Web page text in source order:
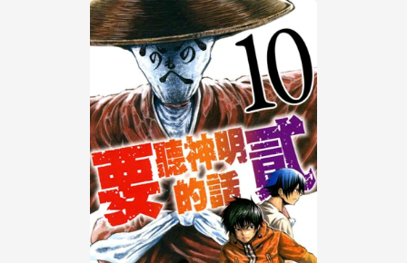
【公告】琅琅讀墨數位閱讀資產合併與書櫃開通申請